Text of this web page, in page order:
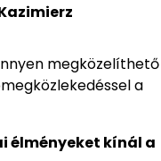
megközelíthető
a
élményeket kínál a